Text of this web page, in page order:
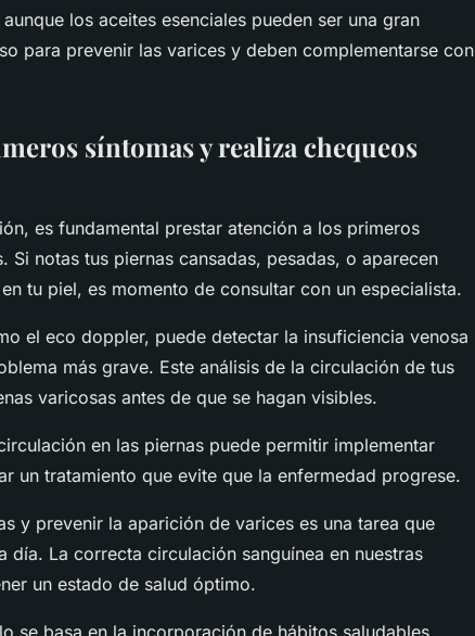
los aceites esenciales pueden ser una gran
para prevenir las varices y deben complementarse con
síntomas y realiza chequeos
es fundamental prestar atención a los primeros
Si notas tus piernas cansadas, pesadas, o aparecen
tu piel, es momento de consultar con un especialista.
el eco doppler, puede detectar la insuficiencia venosa
más grave. Este análisis de la circulación de tus
varicosas antes de que se hagan visibles.
en las piernas puede permitir implementar
un tratamiento que evite que la enfermedad progrese.
y prevenir la aparición de varices es una tarea que
día. La correcta circulación sanguínea en nuestras
un estado de salud óptimo.